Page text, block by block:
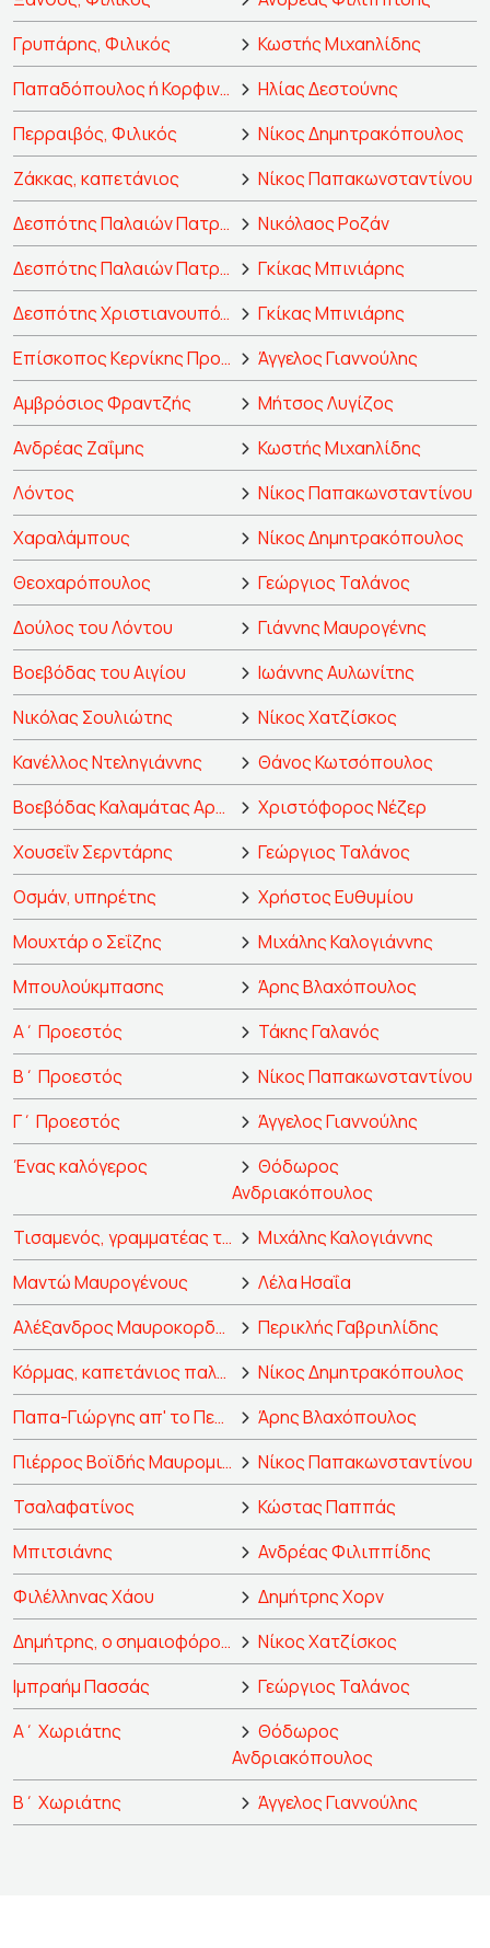
Γρυπάρης, Φιλικός
Κωστής Μιχαηλίδης
Παπαδόπουλος ή Κορφινός, αρχηγός στις Ρούσσικες κανονιοφόρες στο Δούναβη
Ηλίας Δεστούνης
Περραιβός, Φιλικός
Νίκος Δημητρακόπουλος
Ζάκκας, καπετάνιος
Νίκος Παπακωνσταντίνου
Δεσπότης Παλαιών Πατρών Γερμανός
Νικόλαος Ροζάν
Δεσπότης Παλαιών Πατρών Γερμανός
Γκίκας Μπινιάρης
Δεσπότης Χριστιανουπόλεως
Γκίκας Μπινιάρης
Επίσκοπος Κερνίκης Προκόπιος
Άγγελος Γιαννούλης
Αμβρόσιος Φραντζής
Μήτσος Λυγίζος
Ανδρέας Ζαΐμης
Κωστής Μιχαηλίδης
Λόντος
Νίκος Παπακωνσταντίνου
Χαραλάμπους
Νίκος Δημητρακόπουλος
Θεοχαρόπουλος
Γεώργιος Ταλάνος
Δούλος του Λόντου
Γιάννης Μαυρογένης
Βοεβόδας του Αιγίου
Ιωάννης Αυλωνίτης
Νικόλας Σουλιώτης
Νίκος Χατζίσκος
Κανέλλος Ντεληγιάννης
Θάνος Κωτσόπουλος
Βοεβόδας Καλαμάτας Αρναούτογλου
Χριστόφορος Νέζερ
Χουσεΐν Σερντάρης
Γεώργιος Ταλάνος
Οσμάν, υπηρέτης
Χρήστος Ευθυμίου
Μουχτάρ ο Σεΐζης
Μιχάλης Καλογιάννης
Μπουλούκμπασης
Άρης Βλαχόπουλος
Α΄ Προεστός
Τάκης Γαλανός
Β΄ Προεστός
Νίκος Παπακωνσταντίνου
Γ΄ Προεστός
Άγγελος Γιαννούλης
Ένας καλόγερος
Θόδωρος
Ανδριακόπουλος
Τισαμενός, γραμματέας του Φλέσσα
Μιχάλης Καλογιάννης
Μαντώ Μαυρογένους
Λέλα Ησαΐα
Αλέξανδρος Μαυροκορδάτος
Περικλής Γαβριηλίδης
Κόρμας, καπετάνιος παληκαριών
Νίκος Δημητρακόπουλος
Παπα-Γιώργης απ' το Περθώρι
Άρης Βλαχόπουλος
Πιέρρος Βοϊδής Μαυρομιχάλης
Νίκος Παπακωνσταντίνου
Τσαλαφατίνος
Κώστας Παππάς
Μπιτσιάνης
Ανδρέας Φιλιππίδης
Φιλέλληνας Χάου
Δημήτρης Χορν
Δημήτρης, ο σημαιοφόρος απ' τη Χίο
Νίκος Χατζίσκος
Ιμπραήμ Πασσάς
Γεώργιος Ταλάνος
Α΄ Χωριάτης
Θόδωρος
Ανδριακόπουλος
Β΄ Χωριάτης
Άγγελος Γιαννούλης